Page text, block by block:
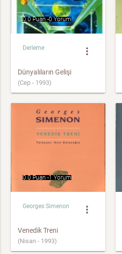
0.0 Puan -0 Yorum
Derleme more_vert
Dünyalıların Gelişi
(Cep - 1993)
0.0 Puan -1 Yorum
Georges Simenon more_vert
Venedik Treni
(Nisan - 1993)